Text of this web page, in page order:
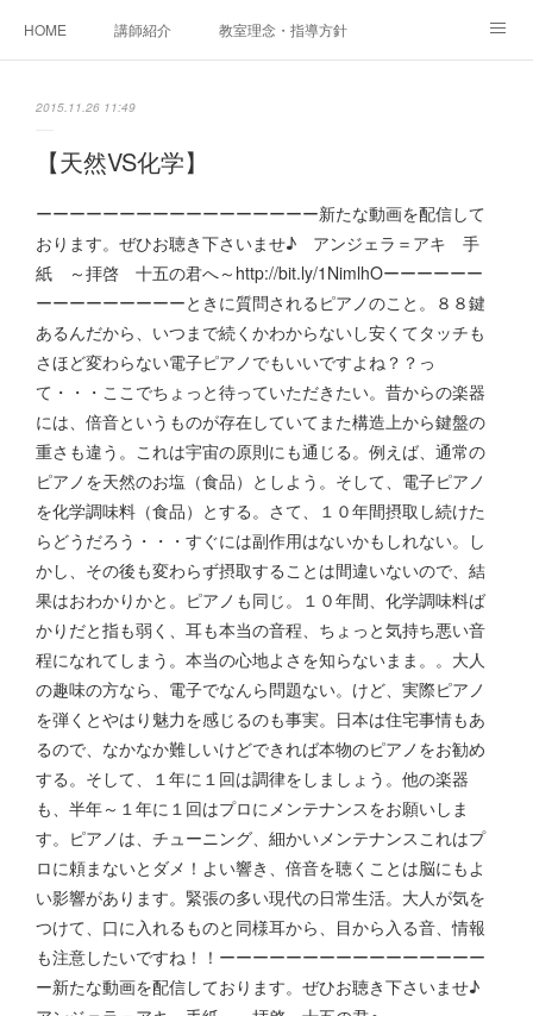
HOME 講師紹介 教室理念・指導方針
演奏スケジュール
2015.11.26 11:49
【天然VS化学】
ーーーーーーーーーーーーーーーーー新たな動画を配信して
おります。ぜひお聴き下さいませ♪ アンジェラ＝アキ 手
紙 ～拝啓 十五の君へ～http://bit.ly/1NimlhOーーーーーー
ーーーーーーーーーときに質問されるピアノのこと。８８鍵
あるんだから、いつまで続くかわからないし安くてタッチも
さほど変わらない電子ピアノでもいいですよね？？っ
て・・・ここでちょっと待っていただきたい。昔からの楽器
には、倍音というものが存在していてまた構造上から鍵盤の
重さも違う。これは宇宙の原則にも通じる。例えば、通常の
ピアノを天然のお塩（食品）としよう。そして、電子ピアノ
を化学調味料（食品）とする。さて、１０年間摂取し続けた
らどうだろう・・・すぐには副作用はないかもしれない。し
かし、その後も変わらず摂取することは間違いないので、結
果はおわかりかと。ピアノも同じ。１０年間、化学調味料ば
かりだと指も弱く、耳も本当の音程、ちょっと気持ち悪い音
程になれてしまう。本当の心地よさを知らないまま。。大人
の趣味の方なら、電子でなんら問題ない。けど、実際ピアノ
を弾くとやはり魅力を感じるのも事実。日本は住宅事情もあ
るので、なかなか難しいけどできれば本物のピアノをお勧め
する。そして、１年に１回は調律をしましょう。他の楽器
も、半年～１年に１回はプロにメンテナンスをお願いしま
す。ピアノは、チューニング、細かいメンテナンスこれはプ
ロに頼まないとダメ！よい響き、倍音を聴くことは脳にもよ
い影響があります。緊張の多い現代の日常生活。大人が気を
つけて、口に入れるものと同様耳から、目から入る音、情報
も注意したいですね！！ーーーーーーーーーーーーーーーー
ー新たな動画を配信しております。ぜひお聴き下さいませ♪